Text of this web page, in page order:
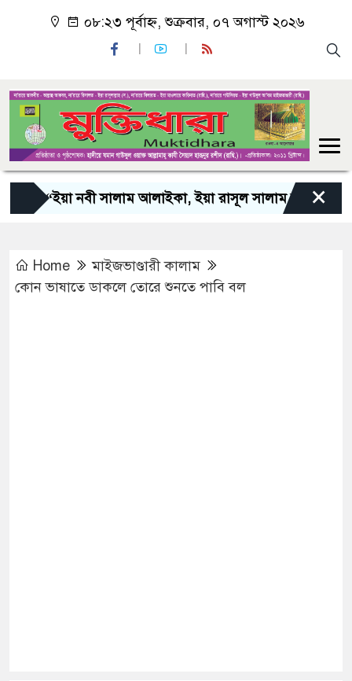
০৮:২৩ পূর্বাহ্ন, শুক্রবার, ০৭ অগাস্ট ২০২৬
“ইয়া নবী সালাম আলাইকা, ইয়া রাসূল সালাম আলাইকা,×
Home
মাইজভাণ্ডারী কালাম
কোন ভাষাতে ডাকলে তোরে শুনতে পাবি বল